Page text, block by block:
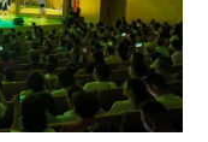
عربى